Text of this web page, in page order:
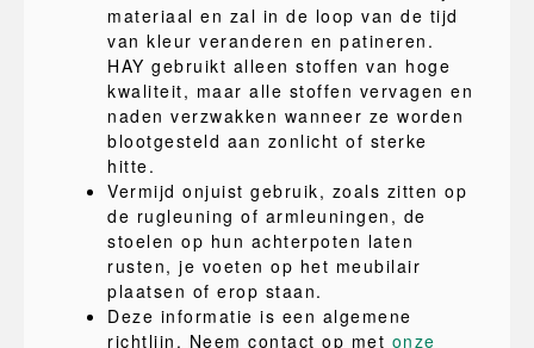
materiaal en zal in de loop van de tijd
van kleur veranderen en patineren.
HAY gebruikt alleen stoffen van hoge
kwaliteit, maar alle stoffen vervagen en
naden verzwakken wanneer ze worden
blootgesteld aan zonlicht of sterke
hitte.
Vermijd onjuist gebruik, zoals zitten op
de rugleuning of armleuningen, de
stoelen op hun achterpoten laten
rusten, je voeten op het meubilair
plaatsen of erop staan.
Deze informatie is een algemene
richtlijn. Neem contact op met onze